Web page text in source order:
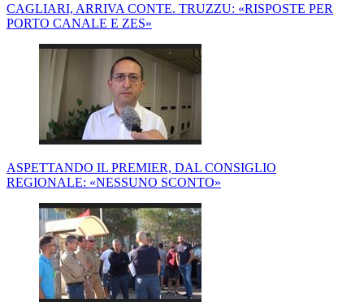
CAGLIARI, ARRIVA CONTE. TRUZZU: «RISPOSTE PER
PORTO CANALE E ZES»
ASPETTANDO IL PREMIER, DAL CONSIGLIO
REGIONALE: «NESSUNO SCONTO»